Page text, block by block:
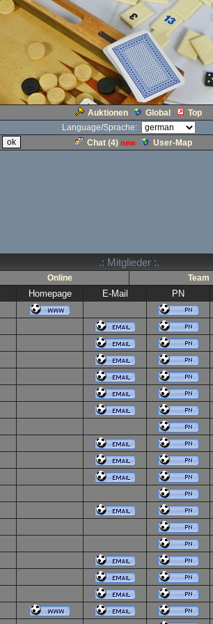
Auktionen Global Top
Language/Sprache:
Chat (4) new User-Map
.: Mitglieder :.
Online Team
Homepage E-Mail PN